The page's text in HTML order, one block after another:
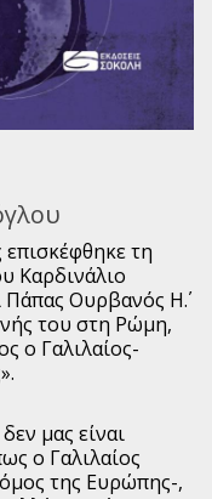
επισκέφθηκε τη
Καρδινάλιο
Ουρβανός Η΄.
του στη Ρώμη,
ο Γαλιλαίος-
μας είναι
ο Γαλιλαίος
της Ευρώπης-,